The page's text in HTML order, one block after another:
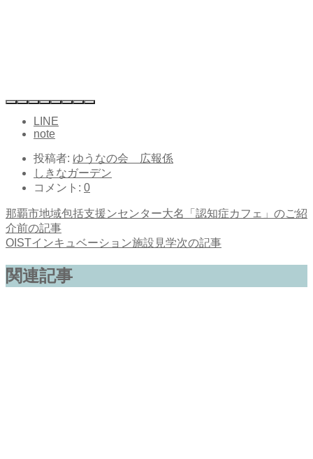
LINE
note
投稿者: ゆうなの会 広報係
しきなガーデン
コメント: 0
那覇市地域包括支援ンセンター大名「認知症カフェ」のご紹
介前の記事
OISTインキュベーション施設見学次の記事
関連記事